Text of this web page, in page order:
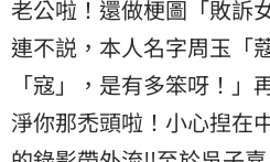
老公啦！還做梗圖「敗訴
連不説，本人名字周玉「
「寇」，是有多笨呀！
淨你那禿頭啦！小心揑在